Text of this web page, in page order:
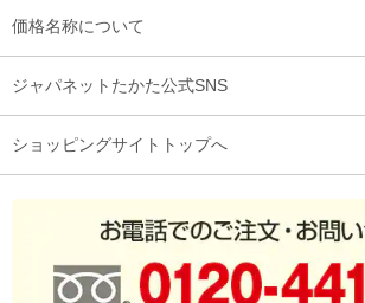
緑色のライトでほこりやゴ
（
価格名称について
ジャパネットたかた公式SNS
ショッピングサイトトップへ